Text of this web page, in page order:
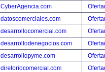
CyberAgencia.com
datoscomerciales.com
desarrollocomercial.com
desarrollodenegocios.com
desarrollopyme.com
diretoriocomercial.com